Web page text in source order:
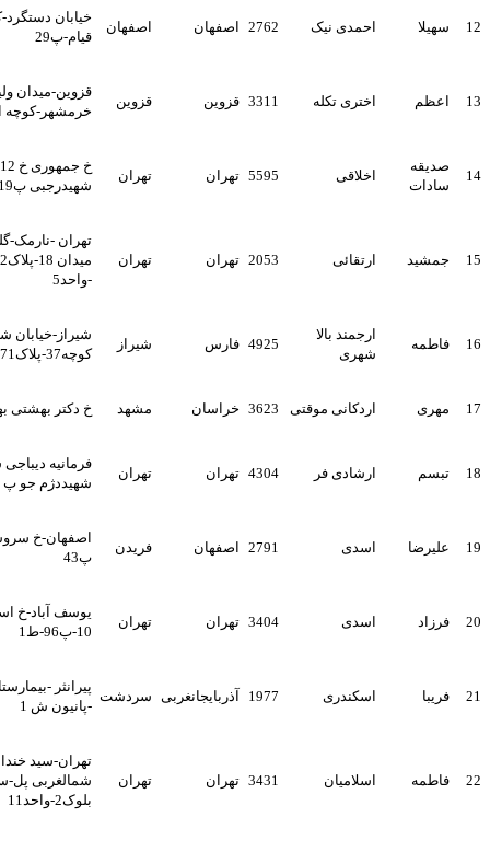
احمدی نیک 2762 اصفهان اصفهان
خیابان دستگرد-کوی پیام-کوچه
قیام-پ29
اختری تکله 3311 قزوین قزوین
قزوین-میدان ولیعصر-بلوار
خرمشهر-کوچه ارامش-پلاک12
اخلاقی 5595 تهران
خ جمهوری خ 12 فروردین ک
شهیدرجبی پ19 واحد1
ارتقائی 2053 تهران
تهران -نارمک-گلبرگ شرقی--
میدان 18-پلاک242-طبقه سوم
شهری
4925 فارس شیراز
شیراز-خیابان شریف آباد-
اردکانی موقتی 3623 خراسان مشهد خ دکتر بهشتی بهشتی 22 پ107
ارشادی فر 4304 تهران تهران
فرمانیه دیباجی شمالی
شهیددژم جو پ 9 زنگ دوم
اسدی 2791 فریدن
اصفهان-خ سروش-ک هوشمند-
اسدی 3404 تهران
یوسف آباد-خ اسدابادی-نبش
اسکندری 1977 آذربایجانغربی سردشت
پیرانثر -بیمارستان امام خمینی
-پانیون ش 1
اسلامیان 3431 تهران تهران
تهران-سید خندان-ضلع
شمالغربی پل-ساختمان1000-